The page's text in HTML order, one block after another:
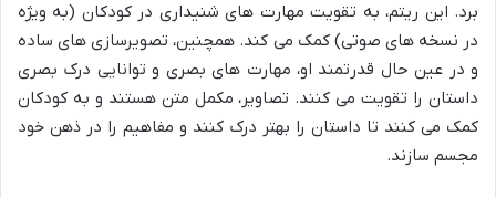
برد. این ریتم، به تقویت مهارت های شنیداری در کودکان (به ویژه
در نسخه های صوتی) کمک می کند. همچنین، تصویرسازی های ساده
و در عین حال قدرتمند او، مهارت های بصری و توانایی درک بصری
داستان را تقویت می کنند. تصاویر، مکمل متن هستند و به کودکان
کمک می کنند تا داستان را بهتر درک کنند و مفاهیم را در ذهن خود
مجسم سازند.